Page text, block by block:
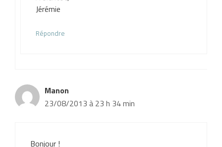
Jérémie
Répondre
Manon
23/08/2013 à 23 h 34 min
Bonjour !